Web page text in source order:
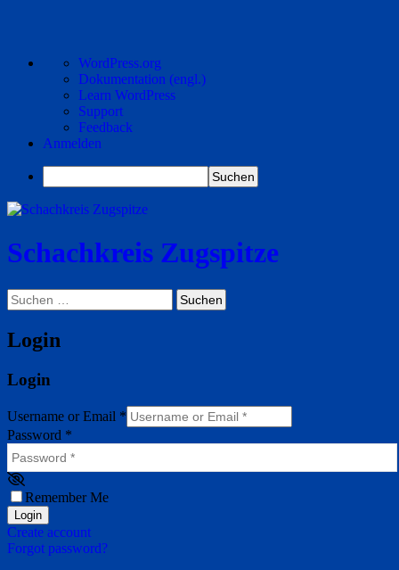
Über
WordPress
WordPress.org
Dokumentation (engl.)
Learn WordPress
Support
Feedback
Anmelden
Suchen
Schachkreis Zugspitze
Suchen
Suchen
nach:
Login
Login
Username or Email *
Password *
Remember Me
Login
Create account
Forgot password?